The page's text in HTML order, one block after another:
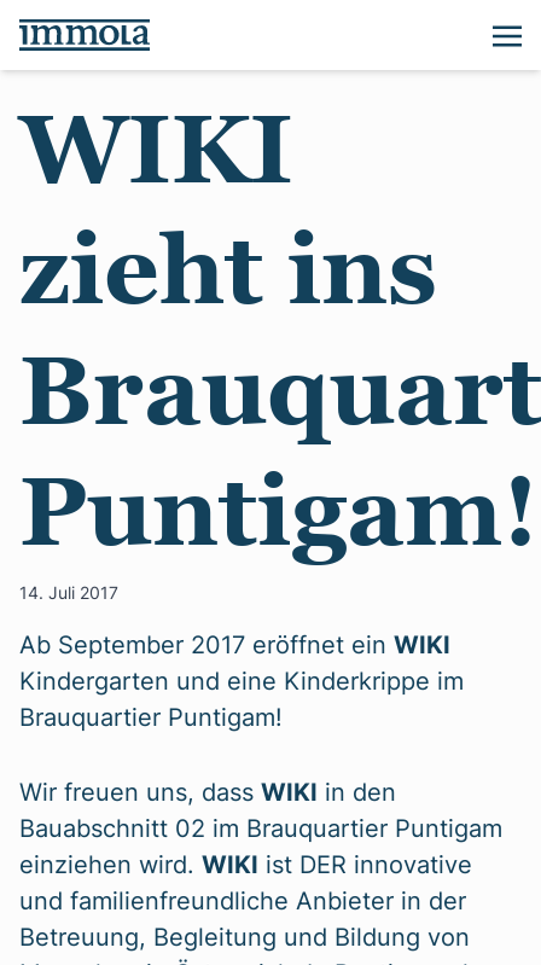
WIKI
zieht ins
Puntigam!
14. Juli 2017
Ab September 2017 eröffnet ein WIKI
Kindergarten und eine Kinderkrippe im
Brauquartier Puntigam!
Wir freuen uns, dass WIKI in den
Bauabschnitt 02 im Brauquartier Puntigam
einziehen wird. WIKI ist DER innovative
und familienfreundliche Anbieter in der
Betreuung, Begleitung und Bildung von